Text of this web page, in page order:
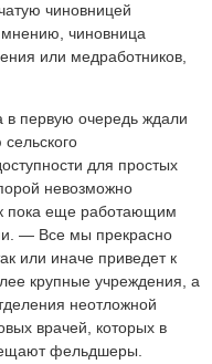
чиновницей
мнению , чиновница
или медработников,
в первую очередь ждали
для простых
невозможно
пока еще работающим
— Все мы прекрасно
или иначе приведет к
крупные учреждения, а
неотложной
врачей, которых в
фельдшеры.